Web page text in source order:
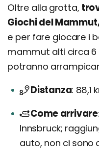
Oltre alla grotta,
Giochi del
e per fare giocare i
mammut alti circa 6
potranno
Distanza 88,1
Come arrivare
Innsbruck;
auto, non ci sono